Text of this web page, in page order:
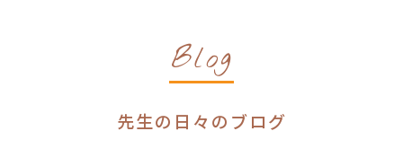
Blog
先生の日々のブログ